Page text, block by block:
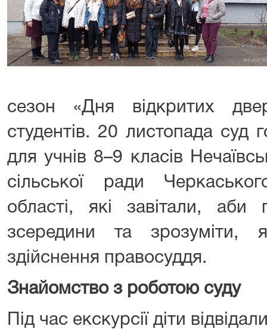
сезон «Дня відкритих
студентів. 20 листопада суд
для учнів 8–9 класів
сільської ради
області, які завітали, аби
зсередини та зрозуміти,
здійснення правосуддя.
Знайомство з роботою суду
Під час екскурсії діти